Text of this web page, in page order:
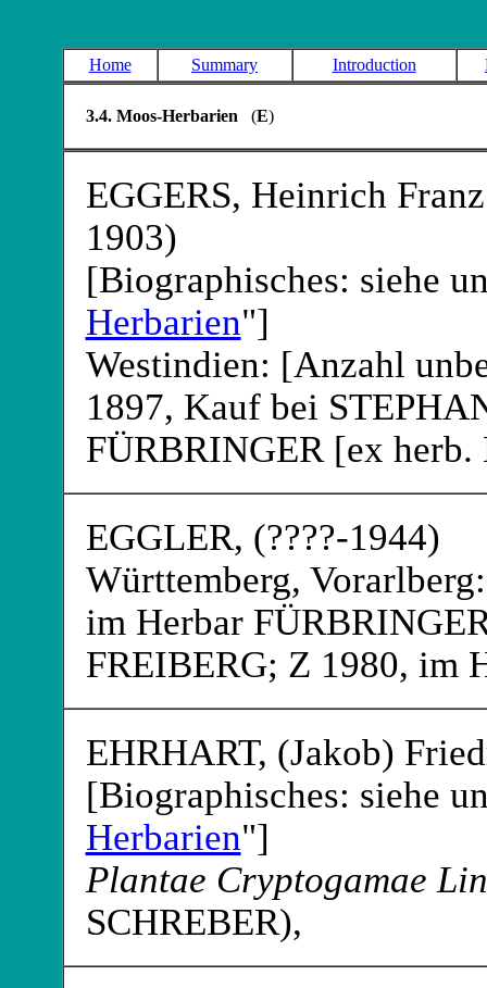
Home Summary Introduction
3.4. Moos-Herbarien (E)
EGGERS, Heinrich
1903)
[Biographisches: siehe
Herbarien"]
Westindien: [Anzahl
1897, Kauf bei
FÜRBRINGER [ex herb.
EGGLER, (????-1944)
Württemberg,
im Herbar
FREIBERG; Z 1980, im
EHRHART, (Jakob)
[Biographisches: siehe
Herbarien"]
Plantae Cryptogamae
SCHREBER),